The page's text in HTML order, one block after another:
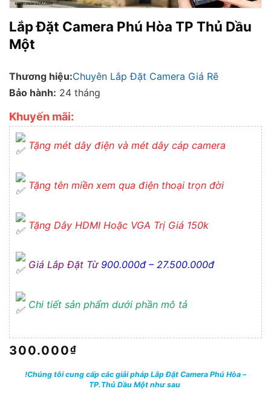
Lắp Đặt Camera Phú Hòa TP Thủ Dầu
Một
Thương hiệu:Chuyên Lắp Đặt Camera Giá Rẽ
Bảo hành: 24 tháng
Khuyến mãi:
Tặng mét dây điện và mét dây cáp camera
Tặng tên miền xem qua điện thoại trọn đời
Tặng Dây HDMI Hoặc VGA Trị Giá 150k
Giá Lắp Đặt Từ 900.000đ – 27.500.000đ
Chi tiết sản phẩm dưới phần mô tả
300.000₫
!Chúng tôi cung cấp các giải pháp Lắp Đặt Camera Phú Hòa –
TP.Thủ Dầu Một như sau